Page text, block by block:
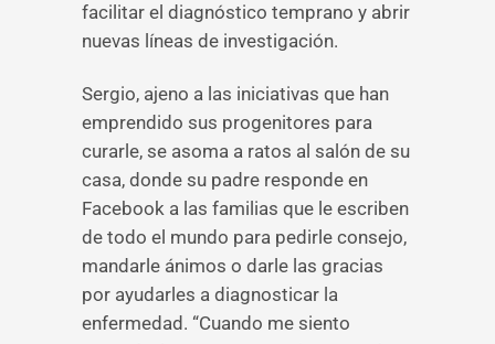
facilitar el diagnóstico temprano y abrir
nuevas líneas de investigación.
Sergio, ajeno a las iniciativas que han
emprendido sus progenitores para
curarle, se asoma a ratos al salón de su
casa, donde su padre responde en
Facebook a las familias que le escriben
de todo el mundo para pedirle consejo,
mandarle ánimos o darle las gracias
por ayudarles a diagnosticar la
enfermedad. “Cuando me siento